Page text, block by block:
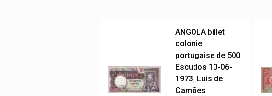
ANGOLA billet
colonie
portugaise de 500
Escudos 10-06-
1973, Luis de
Camões